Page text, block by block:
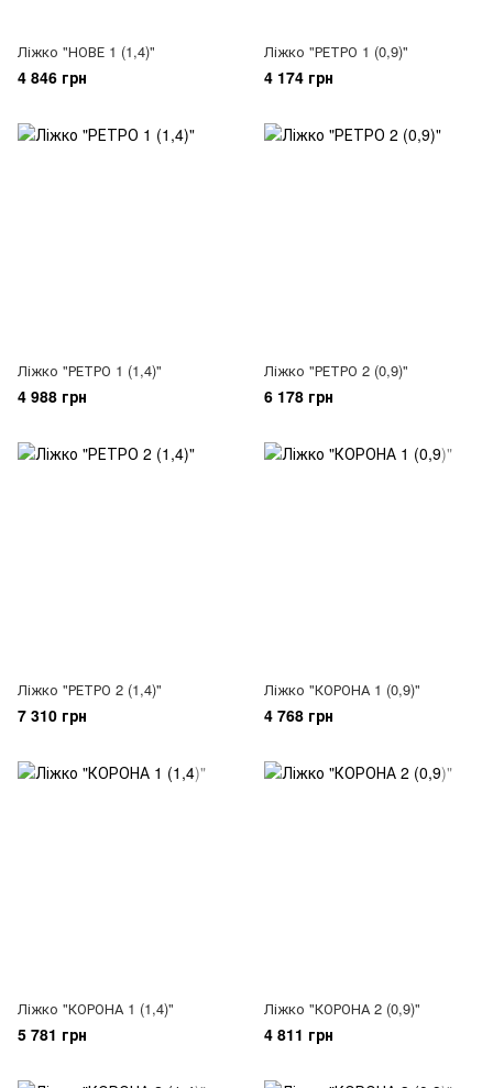
Ліжко "НОВЕ 1 (1,4)"
4 846 грн
Ліжко "РЕТРО 1 (0,9)"
4 174 грн
Ліжко "РЕТРО 1 (1,4)"
4 988 грн
Ліжко "РЕТРО 2 (0,9)"
6 178 грн
Ліжко "РЕТРО 2 (1,4)"
7 310 грн
Ліжко "КОРОНА 1 (0,9)"
4 768 грн
Ліжко "КОРОНА 1 (1,4)"
5 781 грн
Ліжко "КОРОНА 2 (0,9)"
4 811 грн